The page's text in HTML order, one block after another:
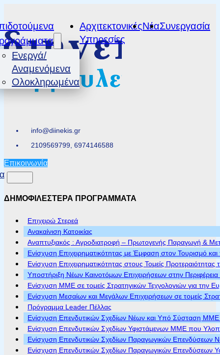
info@diinekis.gr
2109569799, 6974146588
Επικοινωνία
Ενεργά/
Αναμενόμενα
Ολοκληρωμένα
Αρχιτεκτονικές
Υπηρεσίες
ΝέαΣυνεργασία
ΔΗΜΟΦΙΛΕΣΤΕΡΑ ΠΡΟΓΡΑΜΜΑΤΑ
Επιχειρώ Στερεά
Ανακαίνιση Κατοικίας
Αναπτυξιακός : Αγροδιατροφή – Πρωτογενής Παραγωγή &
Ενίσχυση Επιχειρηματικότητας με Έμφαση στον Τουρισμό
Ενίσχυση Επιχειρηματικότητας στους Τομείς Προτεραιότητας
Υποστήριξη Νέων Καινοτόμων Επιχειρήσεων στην
Ενίσχυση ΜΜΕ σε τομείς Στρατηγικών Τεχνολογιών για την
Ενίσχυση Μεσαίων και Μεγάλων Επιχειρήσεων σε τομείς
Πρόγραμμα Leader Πέλλας
Ενίσχυση Επενδυτικών Σχεδίων Νέων και Υπό Σύσταση ΜΜΕ
Ενίσχυση Επενδυτικών Σχεδίων Υφιστάμενων ΜΜΕ που
Ενίσχυση Επενδυτικών Σχεδίων Παραγωγικών Επενδύσεων
Ενίσχυση Επενδυτικών Σχεδίων Παραγωγικών Επενδύσεων